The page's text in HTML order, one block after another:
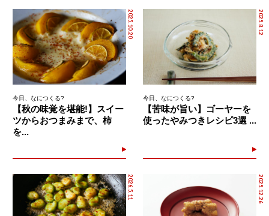
2025.10.20
今日、なにつくる?
【秋の味覚を堪能!】スイー
ツからおつまみまで、柿
を...
2025.8.12
今日、なにつくる?
【苦味が旨い】ゴーヤーを
使ったやみつきレシピ3選 ...
2026.5.11 2025.12.26